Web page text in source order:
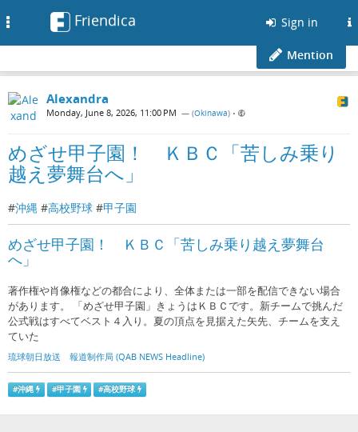
Friendica Sign in
Mention
Alexandra
Monday, June 8, 2026, 11:00 PM — (Okinawa) •
めざせ甲子園！ ＫＢＣ「苦しみ乗り
越え夢舞台へ」
#沖縄 #高校野球 #甲子園
めざせ甲子園！ ＫＢＣ「苦しみ乗り越え夢舞台
へ」
著作権や肖像権などの都合により、全体または一部を配信できない場合
があります。 「めざせ甲子園」きょうはＫＢＣです。新チームで挑んだ
公式戦はすべてベスト４入り。夏の頂点を見据えた矢先、チームを支え
ていた
琉球朝日放送 報道制作局 (QAB NEWS Headline)
#沖縄 #甲子園 #高校野球